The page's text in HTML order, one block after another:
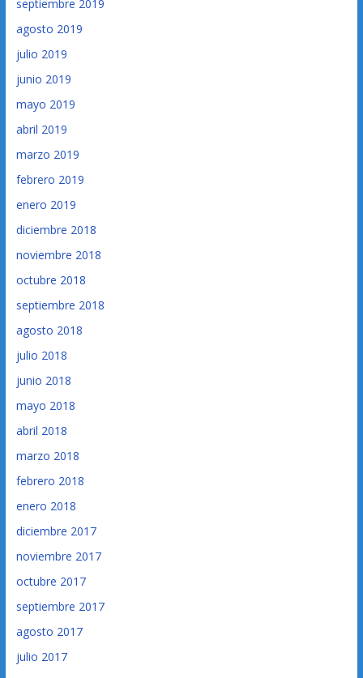
septiembre 2019
agosto 2019
julio 2019
junio 2019
mayo 2019
abril 2019
marzo 2019
febrero 2019
enero 2019
diciembre 2018
noviembre 2018
octubre 2018
septiembre 2018
agosto 2018
julio 2018
junio 2018
mayo 2018
abril 2018
marzo 2018
febrero 2018
enero 2018
diciembre 2017
noviembre 2017
octubre 2017
septiembre 2017
agosto 2017
julio 2017